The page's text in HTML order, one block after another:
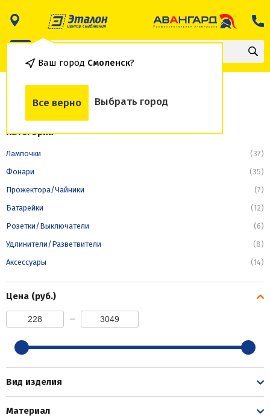
Ваш город Смоленск?
Все верно Выбрать город
Удлинители/Разветвители
Категории
Лампочки
(37)
Фонари
(35)
Прожектора/Чайники
(7)
Батарейки
(12)
Розетки/Выключатели
(6)
Удлинители/Разветвители
(8)
Аксессуары
(14)
Цена (руб.)
Вид изделия
Материал